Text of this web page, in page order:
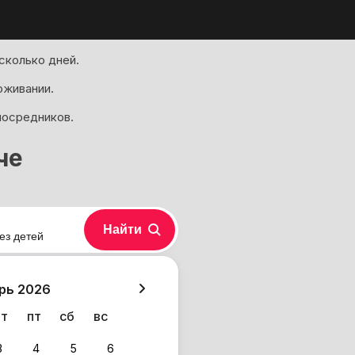
дней.
2026
пт сб вс
4 5 6
детей Найти